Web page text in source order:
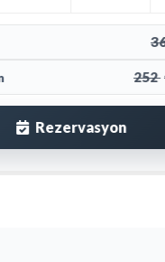
36
252 €
Rezervasyon